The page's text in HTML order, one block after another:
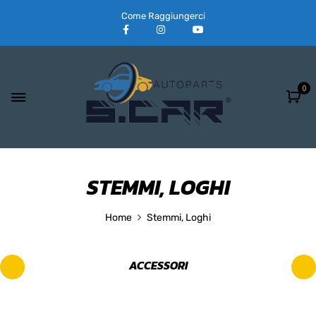
Come Raggiungerci
0
STEMMI, LOGHI
Home Stemmi, Loghi
ACCESSORI